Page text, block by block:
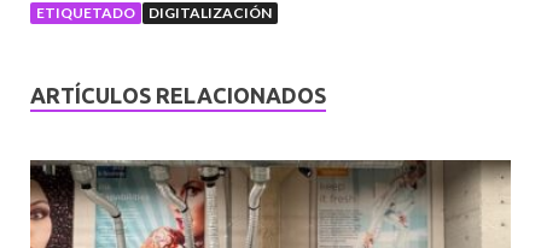
ETIQUETADO DIGITALIZACIÓN
ARTÍCULOS RELACIONADOS